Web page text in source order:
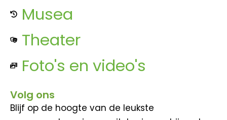
Musea
Theater
Foto's en video's
Volg ons
Blijf op de hoogte van de leukste